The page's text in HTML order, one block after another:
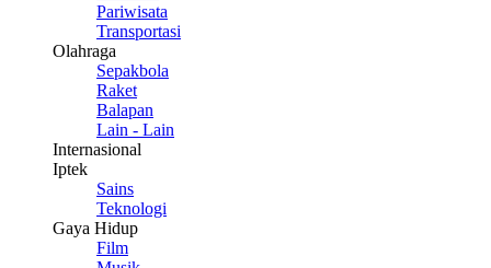
Pariwisata
Transportasi
Olahraga
Sepakbola
Raket
Balapan
Lain - Lain
Internasional
Iptek
Sains
Teknologi
Gaya Hidup
Film